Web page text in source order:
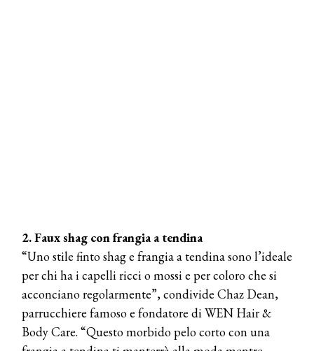
2. Faux shag con frangia a tendina
“Uno stile finto shag e frangia a tendina sono l’ideale
per chi ha i capelli ricci o mossi e per coloro che si
acconciano regolarmente”, condivide Chaz Dean,
parrucchiere famoso e fondatore di WEN Hair &
Body Care. “Questo morbido pelo corto con una